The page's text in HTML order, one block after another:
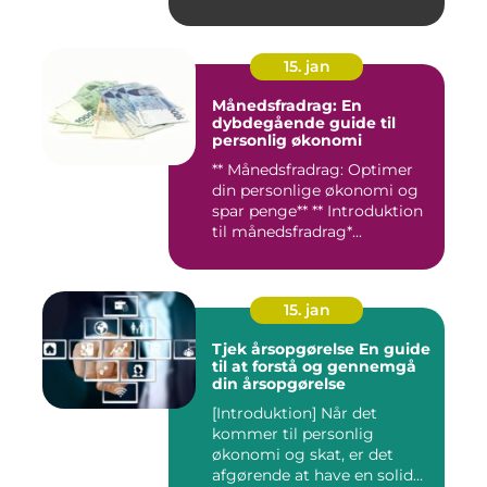
15. jan
Månedsfradrag: En
dybdegående guide til
personlig økonomi
** Månedsfradrag: Optimer
din personlige økonomi og
spar penge** ** Introduktion
til månedsfradrag*...
15. jan
Tjek årsopgørelse En guide
til at forstå og gennemgå
din årsopgørelse
[Introduktion] Når det
kommer til personlig
økonomi og skat, er det
afgørende at have en solid